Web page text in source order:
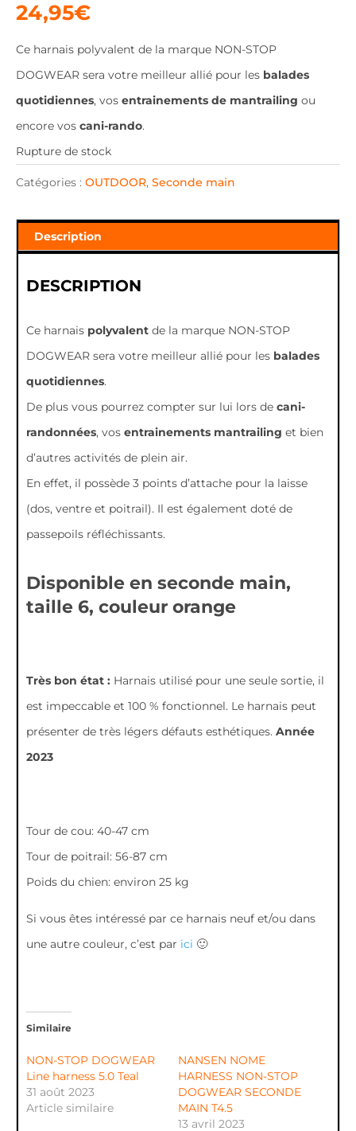
24,95€
Ce harnais polyvalent de la marque NON-STOP
DOGWEAR sera votre meilleur allié pour les balades
quotidiennes, vos entrainements de mantrailing ou
encore vos cani-rando.
Rupture de stock
Catégories : OUTDOOR, Seconde main
Description
DESCRIPTION
Ce harnais polyvalent de la marque NON-STOP
DOGWEAR sera votre meilleur allié pour les balades
quotidiennes.
De plus vous pourrez compter sur lui lors de cani-
randonnées, vos entrainements mantrailing et bien
d’autres activités de plein air.
En effet, il possède 3 points d’attache pour la laisse
(dos, ventre et poitrail). Il est également doté de
passepoils réfléchissants.
Disponible en seconde main,
taille 6, couleur orange
Très bon état : Harnais utilisé pour une seule sortie, il
est impeccable et 100 % fonctionnel. Le harnais peut
présenter de très légers défauts esthétiques. Année
2023
Tour de cou: 40-47 cm
Tour de poitrail: 56-87 cm
Poids du chien: environ 25 kg
Si vous êtes intéressé par ce harnais neuf et/ou dans
une autre couleur, c’est par ici 🙂
Similaire
NON-STOP DOGWEAR
Line harness 5.0 Teal
31 août 2023
Article similaire
NANSEN NOME
HARNESS NON-STOP
DOGWEAR SECONDE
MAIN T4.5
13 avril 2023